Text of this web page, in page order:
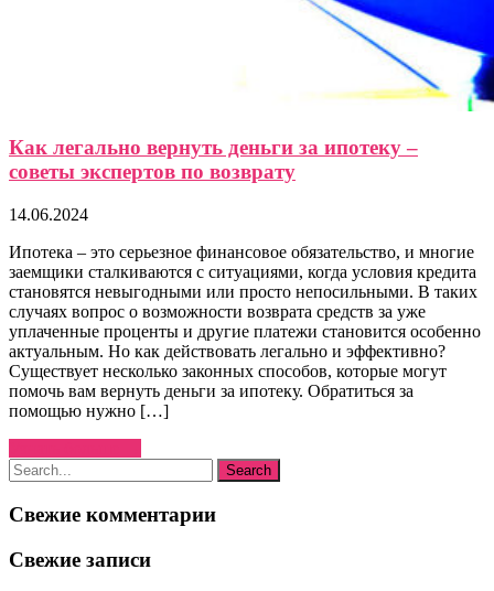
Как легально вернуть деньги за ипотеку –
советы экспертов по возврату
14.06.2024
Ипотека – это серьезное финансовое обязательство, и многие
заемщики сталкиваются с ситуациями, когда условия кредита
становятся невыгодными или просто непосильными. В таких
случаях вопрос о возможности возврата средств за уже
уплаченные проценты и другие платежи становится особенно
актуальным. Но как действовать легально и эффективно?
Существует несколько законных способов, которые могут
помочь вам вернуть деньги за ипотеку. Обратиться за
помощью нужно […]
Свежие комментарии
Свежие записи